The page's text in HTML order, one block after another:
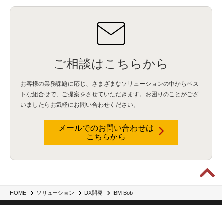
HOME ソリューション DX開発 IBM Bob
ご相談はこちらから
お客様の業務課題に応じ、さまざまなソリューションの中からベス
トな組合せで、 ご提案をさせていただきます。お困りのことがござ
いましたらお気軽にお問い合わせください。
メールでのお問い合わせは
こちらから